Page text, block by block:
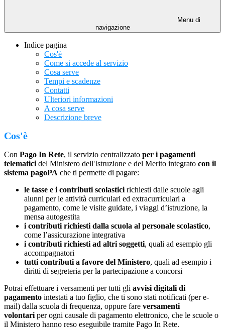
Menu di
navigazione
Indice pagina
Cos'è
Come si accede al servizio
Cosa serve
Tempi e scadenze
Contatti
Ulteriori informazioni
A cosa serve
Descrizione breve
Cos'è
Con Pago In Rete, il servizio centralizzato per i pagamenti
telematici del Ministero dell'Istruzione e del Merito integrato con il
sistema pagoPA che ti permette di pagare:
le tasse e i contributi scolastici richiesti dalle scuole agli
alunni per le attività curriculari ed extracurriculari a
pagamento, come le visite guidate, i viaggi d’istruzione, la
mensa autogestita
i contributi richiesti dalla scuola al personale scolastico,
come l’assicurazione integrativa
i contributi richiesti ad altri soggetti, quali ad esempio gli
accompagnatori
tutti contributi a favore del Ministero, quali ad esempio i
diritti di segreteria per la partecipazione a concorsi
Potrai effettuare i versamenti per tutti gli avvisi digitali di
pagamento intestati a tuo figlio, che ti sono stati notificati (per e-
mail) dalla scuola di frequenza, oppure fare versamenti
volontari per ogni causale di pagamento elettronico, che le scuole o
il Ministero hanno reso eseguibile tramite Pago In Rete.